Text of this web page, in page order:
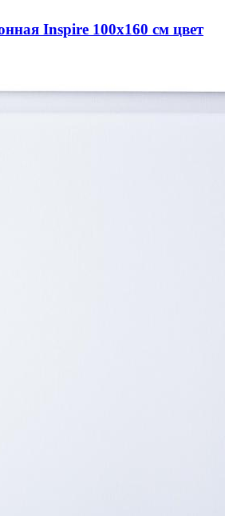
Inspire 100х160 см цвет